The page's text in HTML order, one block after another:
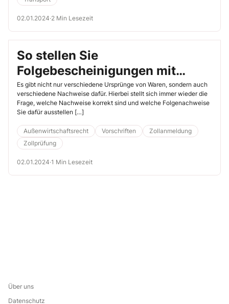
02.01.2024·2 Min Lesezeit
So stellen Sie
Folgebescheinigungen mit
Ursprungsnachweiskorrekt aus
und vermeiden Strafen
Es gibt nicht nur verschiedene Ursprünge von Waren, sondern auch
verschiedene Nachweise dafür. Hierbei stellt sich immer wieder die
Frage, welche Nachweise korrekt sind und welche Folgenachweise
Sie dafür ausstellen […]
Außenwirtschaftsrecht Vorschriften
Zollanmeldung
Zollprüfung
02.01.2024·1 Min Lesezeit
Über uns
Datenschutz